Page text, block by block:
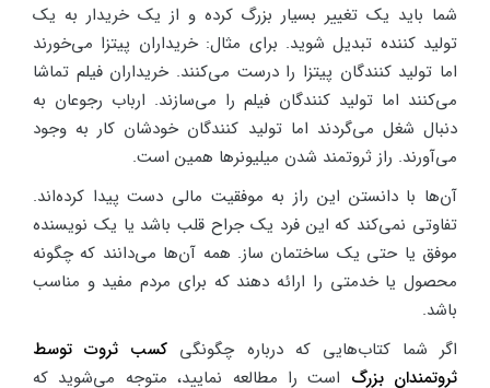
شما باید یک تغییر بسیار بزرگ کرده و از یک خریدار به یک
تولید کننده تبدیل شوید. برای مثال: خریداران پیتزا می‌خورند
اما تولید کنندگان پیتزا را درست می‌کنند. خریداران فیلم تماشا
می‌کنند اما تولید کنندگان فیلم را می‌سازند. ارباب رجوعان به
دنبال شغل می‌گردند اما تولید کنندگان خودشان کار به وجود
می‌آورند. راز ثروتمند شدن میلیونرها همین است.
آن‌ها با دانستن این راز به موفقیت مالی دست پیدا کرده‌اند.
تفاوتی نمی‌کند که این فرد یک جراح قلب باشد یا یک نویسنده
موفق یا حتی یک ساختمان ساز. همه آن‌ها می‌دانند که چگونه
محصول یا خدمتی را ارائه دهند که برای مردم مفید و مناسب
باشد.
اگر شما کتاب‌هایی که درباره چگونگی کسب ثروت توسط
ثروتمندان بزرگ است را مطالعه نمایید، متوجه می‌شوید که